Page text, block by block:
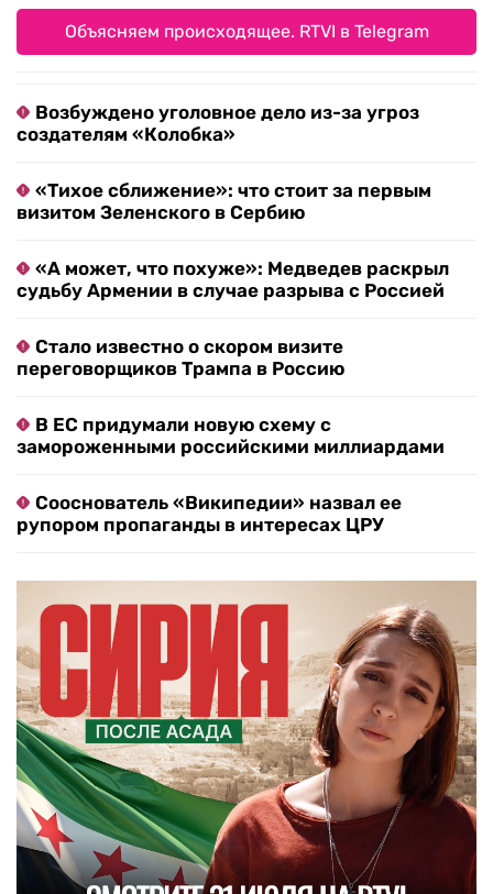
Объясняем происходящее. RTVI в Telegram
Возбуждено уголовное дело из-за угроз
создателям «Колобка»
«Тихое сближение»: что стоит за первым
визитом Зеленского в Сербию
«А может, что похуже»: Медведев раскрыл
судьбу Армении в случае разрыва с Россией
Стало известно о скором визите
переговорщиков Трампа в Россию
В ЕС придумали новую схему с
замороженными российскими миллиардами
Сооснователь «Википедии» назвал ее
рупором пропаганды в интересах ЦРУ